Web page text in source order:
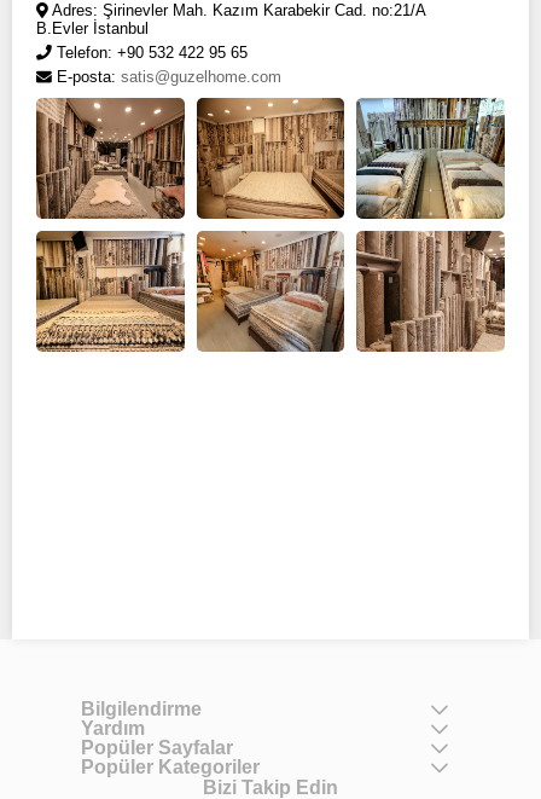
Adres: Şirinevler Mah. Kazım Karabekir Cad. no:21/A
B.Evler İstanbul
Telefon: +90 532 422 95 65
E-posta: satis@guzelhome.com
Bilgilendirme
Yardım
Popüler Sayfalar
Popüler Kategoriler
Bizi Takip Edin